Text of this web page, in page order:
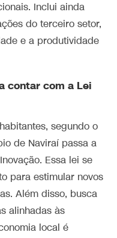
Inclui ainda
do terceiro setor,
e a produtividade
contar com a Lei
segundo o
de Naviraí passa a
Essa lei se
para estimular novos
Além disso, busca
alinhadas às
local é